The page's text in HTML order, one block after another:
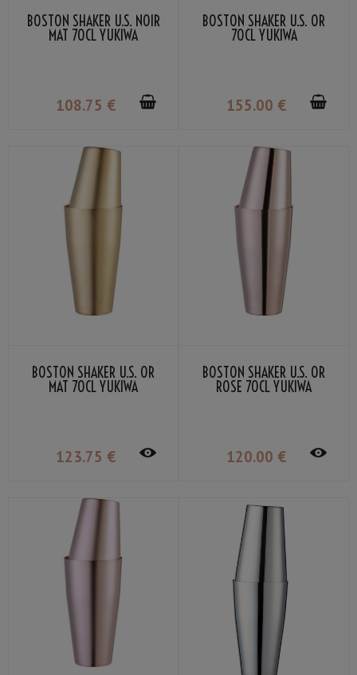
BOSTON SHAKER U.S. NOIR
MAT 70CL YUKIWA
108.75 €
BOSTON SHAKER U.S. OR
70CL YUKIWA
155.00 €
BOSTON SHAKER U.S. OR
MAT 70CL YUKIWA
123.75 €
BOSTON SHAKER U.S. OR
ROSE 70CL YUKIWA
120.00 €